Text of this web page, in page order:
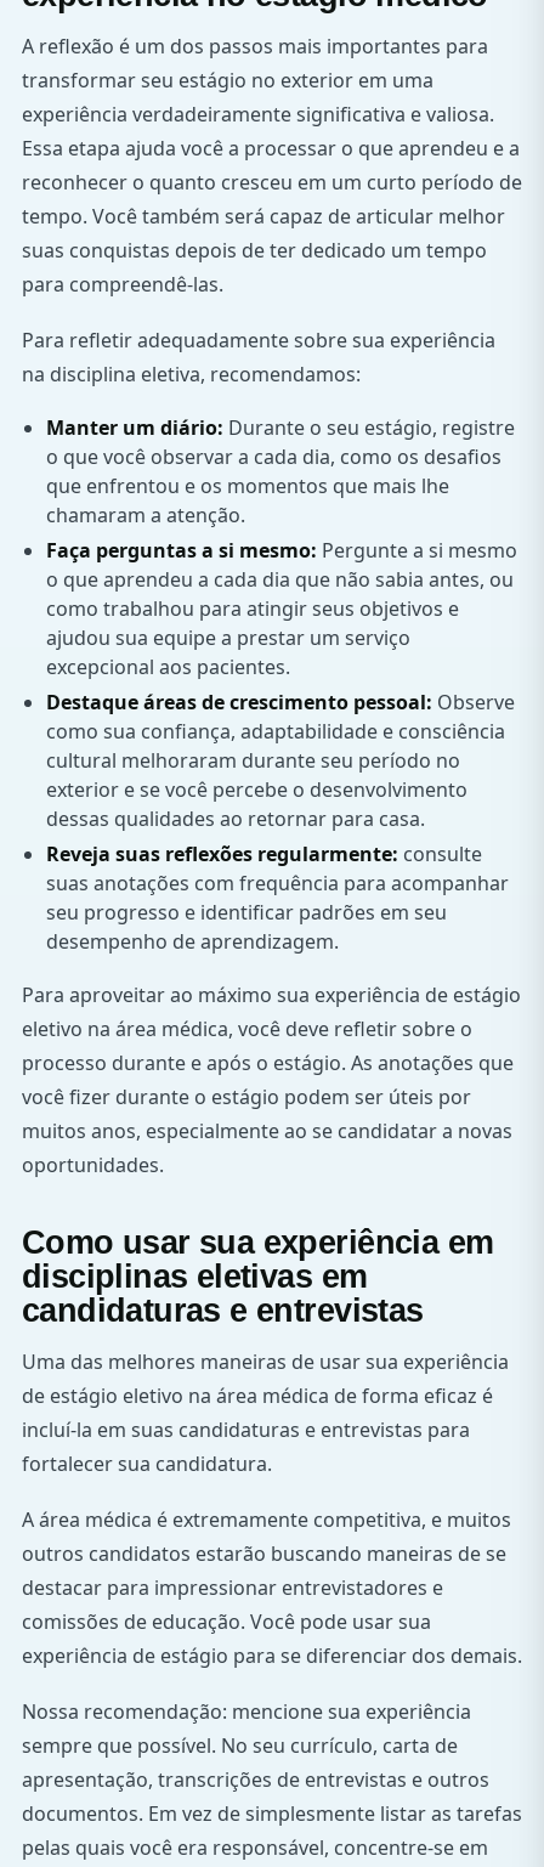
A reflexão é um dos passos mais importantes para
transformar seu estágio no exterior em uma
experiência verdadeiramente significativa e valiosa.
Essa etapa ajuda você a processar o que aprendeu e a
reconhecer o quanto cresceu em um curto período de
tempo. Você também será capaz de articular melhor
suas conquistas depois de ter dedicado um tempo
para compreendê-las.
Para refletir adequadamente sobre sua experiência
na disciplina eletiva, recomendamos:
Manter um diário: Durante o seu estágio, registre
o que você observar a cada dia, como os desafios
que enfrentou e os momentos que mais lhe
chamaram a atenção.
Faça perguntas a si mesmo: Pergunte a si mesmo
o que aprendeu a cada dia que não sabia antes, ou
como trabalhou para atingir seus objetivos e
ajudou sua equipe a prestar um serviço
excepcional aos pacientes.
Destaque áreas de crescimento pessoal: Observe
como sua confiança, adaptabilidade e consciência
cultural melhoraram durante seu período no
exterior e se você percebe o desenvolvimento
dessas qualidades ao retornar para casa.
Reveja suas reflexões regularmente: consulte
suas anotações com frequência para acompanhar
seu progresso e identificar padrões em seu
desempenho de aprendizagem.
Para aproveitar ao máximo sua experiência de estágio
eletivo na área médica, você deve refletir sobre o
processo durante e após o estágio. As anotações que
você fizer durante o estágio podem ser úteis por
muitos anos, especialmente ao se candidatar a novas
oportunidades.
Como usar sua experiência em
disciplinas eletivas em
candidaturas e entrevistas
Uma das melhores maneiras de usar sua experiência
de estágio eletivo na área médica de forma eficaz é
incluí-la em suas candidaturas e entrevistas para
fortalecer sua candidatura.
A área médica é extremamente competitiva, e muitos
outros candidatos estarão buscando maneiras de se
destacar para impressionar entrevistadores e
comissões de educação. Você pode usar sua
experiência de estágio para se diferenciar dos demais.
Nossa recomendação: mencione sua experiência
sempre que possível. No seu currículo, carta de
apresentação, transcrições de entrevistas e outros
documentos. Em vez de simplesmente listar as tarefas
pelas quais você era responsável, concentre-se em